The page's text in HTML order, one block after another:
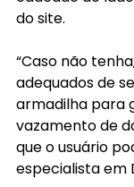
do site.
“Caso não
adequados de
armadilha para
vazamento de
que o usuário
especialista em